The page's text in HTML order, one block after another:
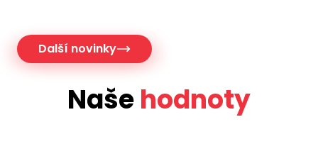
Další novinky
Našehodnoty